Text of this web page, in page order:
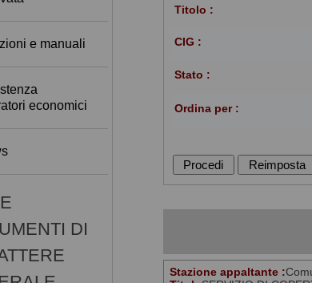
e manuali
economici
DI
Titolo :
CIG :
Stato :
Ordina per :
Stazione appaltante :